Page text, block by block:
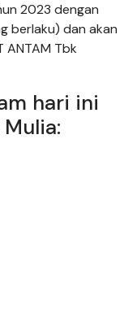
2023 dengan
berlaku) dan akan
Tbk
hari ini